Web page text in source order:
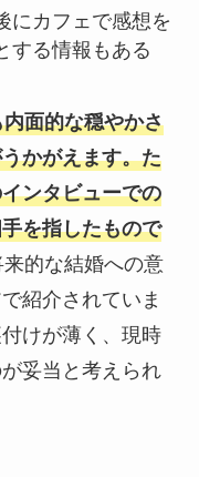
にカフェで感想を
する情報もある
面的な穏やかさ
かがえます。た
ンタビューでの
を指したもので
来的な結婚への意
紹介されていま
けが薄く、現時
妥当と考えられ